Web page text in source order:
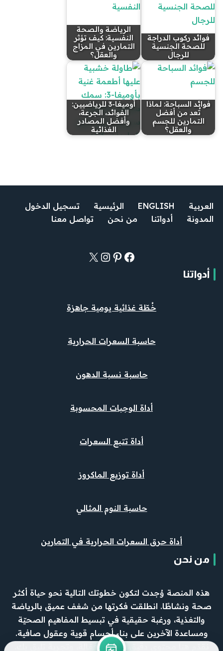
فوائد ركوب الدراجة
للصحة الجنسية
للرجال
الرياضة والصحة
النفسية: كيف تؤثر
التمارين في المزاج
والعقل؟
فوائد السباحة: لماذا
تُعد من أفضل
التمارين للجسم
والعقل؟
أوميغا-3 للرياضيين:
الفوائد، الجرعة،
وأفضل المصادر
الغذائية
العربية ENGLISH الرئيسية
تسجيل الدخول
المدونة
أدواتنا من نحن تواصل معنا
أدواتنا
خُطّة غذائية يومية جاهزة
حاسبة السعرات الحرارية
حاسبة نسبة الدهون
أداة الوجبات المحسوبة
أداة تتبع السعرات
أداة توزيع الماكروز
حاسبة النوم المثالي
أداة حرق السعرات الحرارية في التمارين
من نحن
هذه المنصة وُجدت لتكون خطوتك التالية نحو حياة أكثر
صحة ونشاطًا. انطلقت فكرتها من شغف عميق بالرياضة
والتغذية، ورغبة حقيقية في تبسيط المفاهيم الصحيّة
ومساعدة الآخرين على بناء أجسام قوية وعقول صافية.
نقدّم هنا محتوى دقيق، وأدوات فعّالة، وتجربة تليق بك.